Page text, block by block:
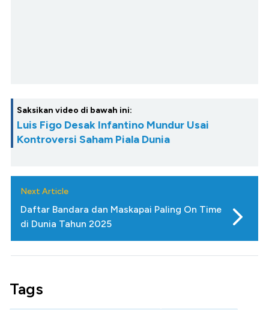
Saksikan video di bawah ini:
Luis Figo Desak Infantino Mundur Usai
Kontroversi Saham Piala Dunia
Next Article
Daftar Bandara dan Maskapai Paling On Time
di Dunia Tahun 2025
Tags